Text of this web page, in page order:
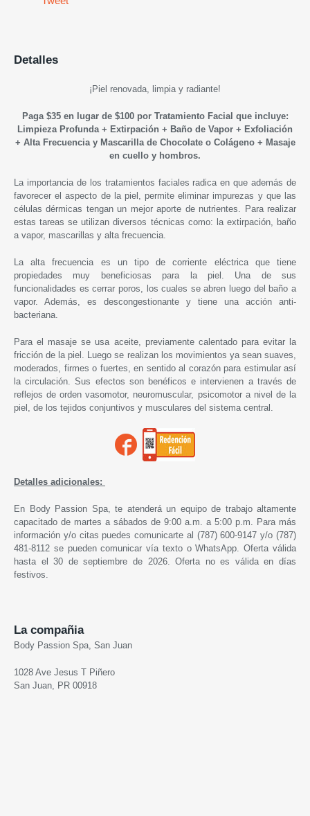
Detalles
¡Piel renovada, limpia y radiante!
Paga $35 en lugar de $100 por Tratamiento Facial que incluye:
Limpieza Profunda + Extirpación + Baño de Vapor + Exfoliación
+ Alta Frecuencia y Mascarilla de Chocolate o Colágeno+ Masaje
en cuello y hombros.
La importancia de los tratamientos faciales radica en que además de
favorecer el aspecto de la piel, permite eliminar impurezas y que las
células dérmicas tengan un mejor aporte de nutrientes. Para realizar
estas tareas se utilizan diversos técnicas como: la extirpación, baño
a vapor, mascarillas y alta frecuencia.
La alta frecuencia es un tipo de corriente eléctrica que tiene
propiedades muy beneficiosas para la piel. Una de sus
funcionalidades es cerrar poros, los cuales se abren luego del baño a
vapor. Además, es descongestionante y tiene una acción anti-
bacteriana.
Para el masaje se usa aceite, previamente calentado para evitar la
fricción de la piel. Luego se realizan los movimientos ya sean suaves,
moderados, firmes o fuertes, en sentido al corazón para estimular así
la circulación. Sus efectos son benéficos e intervienen a través de
reflejos de orden vasomotor, neuromuscular, psicomotor a nivel de la
piel, de los tejidos conjuntivos y musculares del sistema central.
Detalles adicionales:
En Body Passion Spa, te atenderá un equipo de trabajo altamente
capacitado de martes a sábados de 9:00 a.m. a 5:00 p.m. Para más
información y/o citas puedes comunicarte al (787) 600-9147 y/o (787)
481-8112 se pueden comunicar vía texto o WhatsApp. Oferta válida
hasta el 30 de septiembre de 2026. Oferta no es válida en días
festivos.
La compañia
Body Passion Spa, San Juan
1028 Ave Jesus T Piñero
San Juan, PR 00918